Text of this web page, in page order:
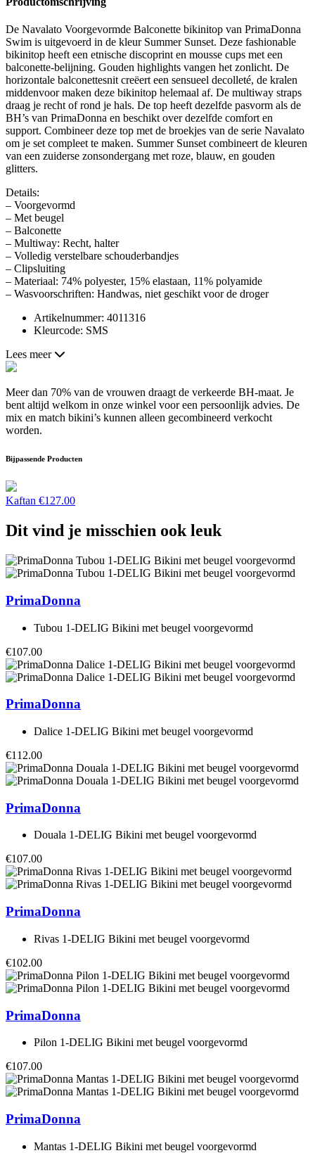
De Navalato Voorgevormde Balconette bikinitop van PrimaDonna
Swim is uitgevoerd in de kleur Summer Sunset. Deze fashionable
bikinitop heeft een etnische discoprint en mousse cups met een
balconette-belijning. Gouden highlights vangen het zonlicht. De
horizontale balconettesnit creëert een sensueel decolleté, de kralen
middenvoor maken deze bikinitop helemaal af. De multiway straps
draag je recht of rond je hals. De top heeft dezelfde pasvorm als de
BH’s van PrimaDonna en beschikt over dezelfde comfort en
support. Combineer deze top met de broekjes van de serie Navalato
om je set compleet te maken. Summer Sunset combineert de kleuren
van een zuiderse zonsondergang met roze, blauw, en gouden
glitters.
Details:
– Voorgevormd
– Met beugel
– Balconette
– Multiway: Recht, halter
– Volledig verstelbare schouderbandjes
– Clipsluiting
– Materiaal: 74% polyester, 15% elastaan, 11% polyamide
– Wasvoorschriften: Handwas, niet geschikt voor de droger
Artikelnummer: 4011316
Kleurcode: SMS
Lees meer
Meer dan 70% van de vrouwen draagt de verkeerde BH-maat. Je
bent altijd welkom in onze winkel voor een persoonlijk advies. De
mix en match bikini’s kunnen alleen gecombineerd verkocht
worden.
Bijpassende Producten
Kaftan €127.00
Dit vind je misschien ook leuk
PrimaDonna
Tubou 1-DELIG Bikini met beugel voorgevormd
€107.00
PrimaDonna
Dalice 1-DELIG Bikini met beugel voorgevormd
€112.00
PrimaDonna
Douala 1-DELIG Bikini met beugel voorgevormd
€107.00
PrimaDonna
Rivas 1-DELIG Bikini met beugel voorgevormd
€102.00
PrimaDonna
Pilon 1-DELIG Bikini met beugel voorgevormd
€107.00
PrimaDonna
Mantas 1-DELIG Bikini met beugel voorgevormd